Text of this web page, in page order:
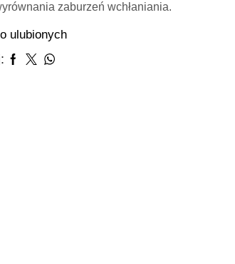
zaburzeń wchłaniania.
ulubionych